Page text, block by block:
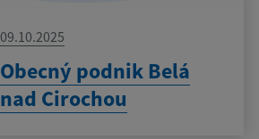
09.10.2025
Obecný podnik Belá
nad Cirochou